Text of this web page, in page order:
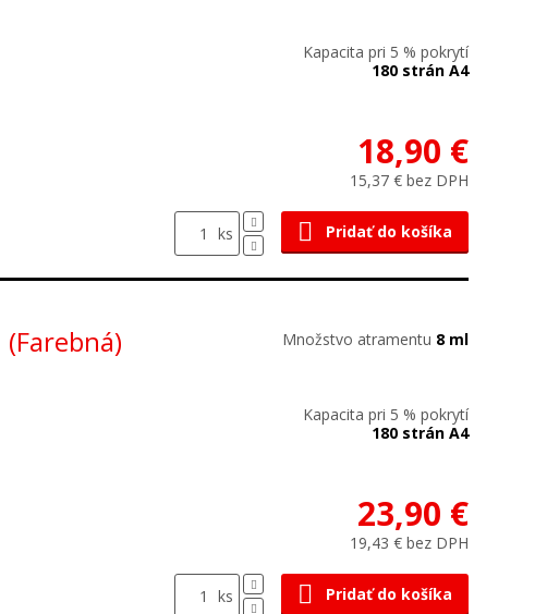
Kapacita pri 5 % pokrytí
180 strán A4
18,90 €
15,37 € bez DPH
ks Pridať do košíka
(Farebná) Množstvo atramentu 8 ml
Kapacita pri 5 % pokrytí
180 strán A4
23,90 €
19,43 € bez DPH
ks Pridať do košíka